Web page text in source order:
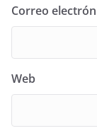
Correo
Web